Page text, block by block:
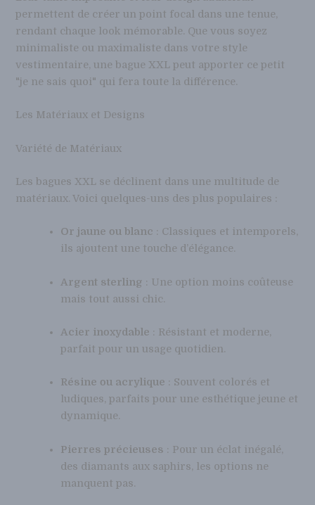
permettent de créer un point focal dans une tenue,
rendant chaque look mémorable. Que vous soyez
minimaliste ou maximaliste dans votre style
vestimentaire, une bague XXL peut apporter ce petit
"je ne sais quoi" qui fera toute la différence.
Les Matériaux et Designs
Variété de Matériaux
Les bagues XXL se déclinent dans une multitude de
matériaux. Voici quelques-uns des plus populaires :
Or jaune ou blanc : Classiques et intemporels,
ils ajoutent une touche d’élégance.
Argent sterling : Une option moins coûteuse
mais tout aussi chic.
Acier inoxydable : Résistant et moderne,
parfait pour un usage quotidien.
Résine ou acrylique : Souvent colorés et
ludiques, parfaits pour une esthétique jeune et
dynamique.
Pierres précieuses : Pour un éclat inégalé,
des diamants aux saphirs, les options ne
manquent pas.